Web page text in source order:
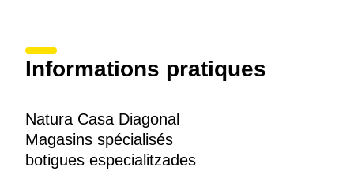
Informations pratiques
Natura Casa Diagonal
Magasins spécialisés
botigues especialitzades